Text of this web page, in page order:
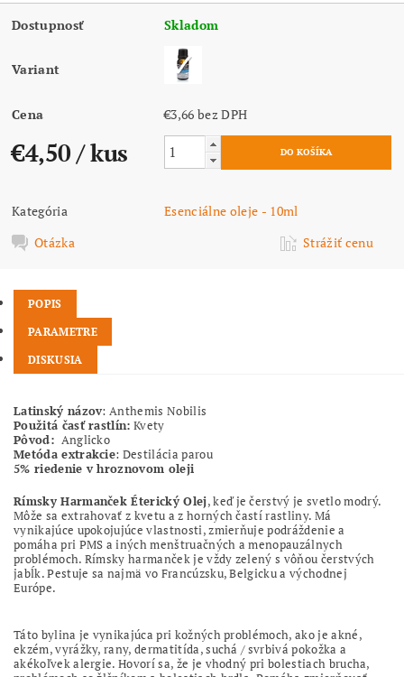
Dostupnosť Skladom
Variant
Cena €3,66 bez DPH
€4,50/ kus
Kategória
Esenciálne oleje - 10ml
Otázka
Strážiť cenu
POPIS
PARAMETRE
DISKUSIA
Latinský názov: Anthemis Nobilis
Použitá časť rastlín: Kvety
Pôvod: Anglicko
Metóda extrakcie: Destilácia parou
5% riedenie v hroznovom oleji
Rímsky Harmanček Éterický Olej, keď je čerstvý je svetlo modrý.
Môže sa extrahovať z kvetu a z horných častí rastliny. Má
vynikajúce upokojujúce vlastnosti, zmierňuje podráždenie a
pomáha pri PMS a iných menštruačných a menopauzálnych
problémoch. Rímsky harmanček je vždy zelený s vôňou čerstvých
jabĺk. Pestuje sa najmä vo Francúzsku, Belgicku a východnej
Európe.
Táto bylina je vynikajúca pri kožných problémoch, ako je akné,
ekzém, vyrážky, rany, dermatitída, suchá / svrbivá pokožka a
akékoľvek alergie. Hovorí sa, že je vhodný pri bolestiach brucha,